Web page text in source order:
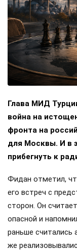
Глава МИД
война на
фронта на
для Москвы. И в
прибегнуть к
Фидан отметил,
его встреч с
сторон. Он
опасной и
раньше
же